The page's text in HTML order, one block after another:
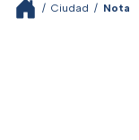
/ Ciudad / Nota